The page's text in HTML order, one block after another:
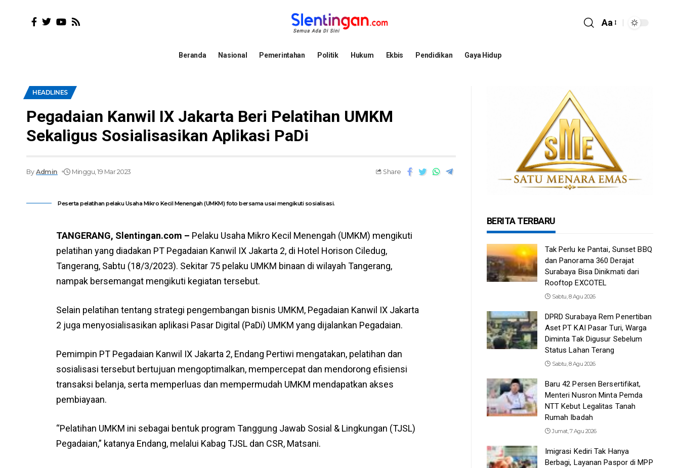
Aa
Beranda Nasional Pemerintahan Politik Hukum Ekbis Pendidikan Gaya Hidup
HEADLINES
Pegadaian Kanwil IX Jakarta Beri Pelatihan UMKM
Sekaligus Sosialisasikan Aplikasi PaDi
By Admin Minggu, 19 Mar 2023 Share
Peserta pelatihan pelaku Usaha Mikro Kecil Menengah (UMKM) foto bersama usai mengikuti sosialisasi.
TANGERANG, Slentingan.com – Pelaku Usaha Mikro Kecil Menengah (UMKM) mengikuti
pelatihan yang diadakan PT Pegadaian Kanwil IX Jakarta 2, di Hotel Horison Ciledug,
Tangerang, Sabtu (18/3/2023). Sekitar 75 pelaku UMKM binaan di wilayah Tangerang,
nampak bersemangat mengikuti kegiatan tersebut.
Selain pelatihan tentang strategi pengembangan bisnis UMKM, Pegadaian Kanwil IX Jakarta
2 juga menyosialisasikan aplikasi Pasar Digital (PaDi) UMKM yang dijalankan Pegadaian.
Pemimpin PT Pegadaian Kanwil IX Jakarta 2, Endang Pertiwi mengatakan, pelatihan dan
sosialisasi tersebut bertujuan mengoptimalkan, mempercepat dan mendorong efisiensi
transaksi belanja, serta memperluas dan mempermudah UMKM mendapatkan akses
pembiayaan.
“Pelatihan UMKM ini sebagai bentuk program Tanggung Jawab Sosial & Lingkungan (TJSL)
Pegadaian,” katanya Endang, melalui Kabag TJSL dan CSR, Matsani.
BERITA TERBARU
Tak Perlu ke Pantai, Sunset BBQ
dan Panorama 360 Derajat
Surabaya Bisa Dinikmati dari
Rooftop EXCOTEL
Sabtu, 8 Agu 2026
DPRD Surabaya Rem Penertiban
Aset PT KAI Pasar Turi, Warga
Diminta Tak Digusur Sebelum
Status Lahan Terang
Sabtu, 8 Agu 2026
Baru 42 Persen Bersertifikat,
Menteri Nusron Minta Pemda
NTT Kebut Legalitas Tanah
Rumah Ibadah
Jumat, 7 Agu 2026
Imigrasi Kediri Tak Hanya
Berbagi, Layanan Paspor di MPP